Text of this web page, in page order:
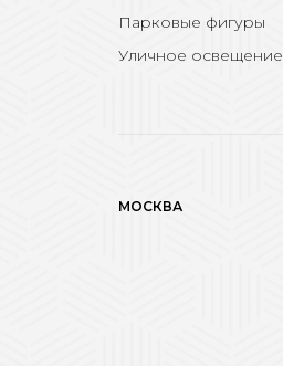
Парковые фигуры
Уличное освещение
МОСКВА